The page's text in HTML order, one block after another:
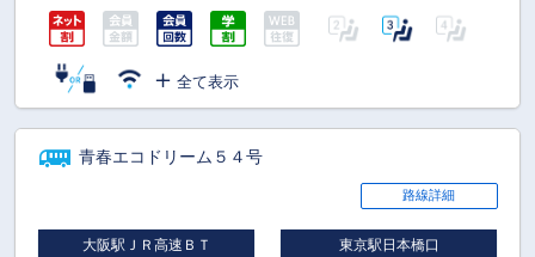
全て表示
青春エコドリーム５４号
路線詳細
大阪駅ＪＲ高速ＢＴ 東京駅日本橋口